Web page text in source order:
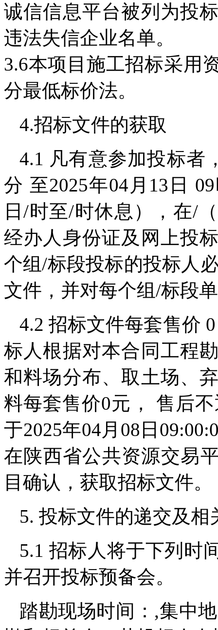
诚信信息平台被列为投
违法失信企业名单。
3.6本项目施工招标采用
分最低标价法。
4.招标文件的获取
4.1 凡有意参加投标者
分 至2025年04月13日
日/时至/时休息），在/
经办人身份证及网上投
个组/标段投标的投标人
文件，并对每个组/标段
4.2 招标文件每套售价
标人根据对本合同工程
和料场分布、取土场、
料每套售价0元， 售后
于2025年04月08日
在陕西省公共资源交易
目确认，获取招标文件。
5. 投标文件的递交及相
5.1 招标人将于下列时
并召开投标预备会。
踏勘现场时间：,集中